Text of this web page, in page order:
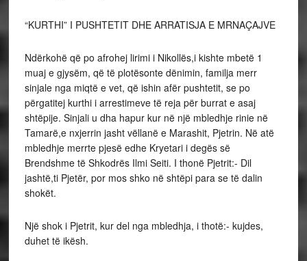
“KURTHI” I PUSHTETIT DHE ARRATISJA E MRNAÇAJVE
Ndërkohë që po afrohej lirimi i Nikollës,i kishte mbetë 1
muaj e gjysëm, që të plotësonte dënimin, familja merr
sinjale nga miqtë e vet, që ishin afër pushtetit, se po
përgatitej kurthi i arrestimeve të reja për burrat e asaj
shtëpije. Sinjali u dha hapur kur në një mbledhje rinie në
Tamarë,e nxjerrin jasht vëllanë e Marashit, Pjetrin. Në atë
mbledhje merrte pjesë edhe Kryetari i degës së
Brendshme të Shkodrës Ilmi Seiti. I thonë Pjetrit:- Dil
jashtë,ti Pjetër, por mos shko në shtëpi para se të dalin
shokët.
Një shok i Pjetrit, kur del nga mbledhja, i thotë:- kujdes,
duhet të ikësh.